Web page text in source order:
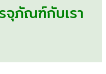
จุภัณฑ์กับเรา